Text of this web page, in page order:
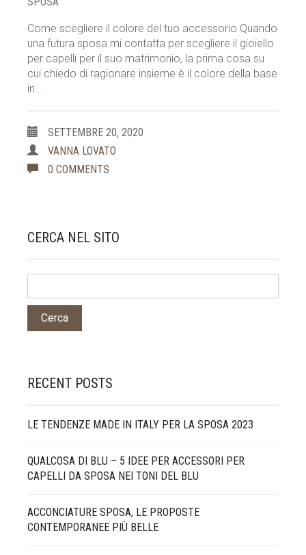
Come scegliere il colore del tuo accessorio Quando
una futura sposa mi contatta per scegliere il gioiello
per capelli per il suo matrimonio, la prima cosa su
cui chiedo di ragionare insieme è il colore della base
in…
SETTEMBRE 20, 2020
VANNA LOVATO
0 COMMENTS
CERCA NEL SITO
RECENT POSTS
LE TENDENZE MADE IN ITALY PER LA SPOSA 2023
QUALCOSA DI BLU – 5 IDEE PER ACCESSORI PER
CAPELLI DA SPOSA NEI TONI DEL BLU
ACCONCIATURE SPOSA, LE PROPOSTE
CONTEMPORANEE PIÙ BELLE